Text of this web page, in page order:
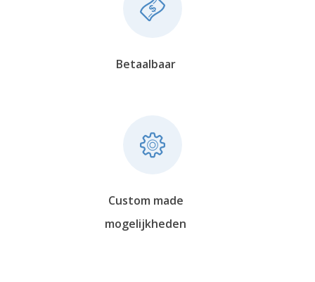
Betaalbaar
Custom made
mogelijkheden